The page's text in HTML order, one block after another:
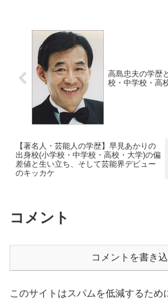
高島忠夫の学歴
校・中学校・高
【著名人・芸能人の学歴】早見あかりの
出身校(小学校・中学校・高校・大学)の偏
差値と生い立ち、そして芸能界デビュー
のキッカケ
コメント
コメントを書き
このサイトはスパムを低減するため